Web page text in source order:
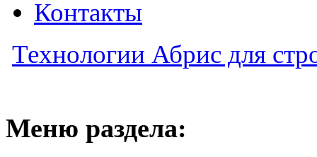
Контакты
Технологии Абрис для
Меню раздела: